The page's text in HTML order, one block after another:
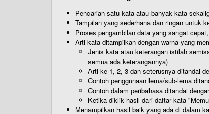
Pencarian satu kata atau banyak kata
Tampilan yang sederhana dan ringan untuk
Proses pengambilan data yang sangat
Arti kata ditampilkan dengan warna yang
Jenis kata atau keterangan istilah
semua ada keterangannya)
Arti ke-1, 2, 3 dan seterusnya ditandai
Contoh penggunaan lema/sub-lema
Contoh dalam peribahasa ditandai
Ketika diklik hasil dari daftar kata
Menampilkan hasil baik yang ada di dalam